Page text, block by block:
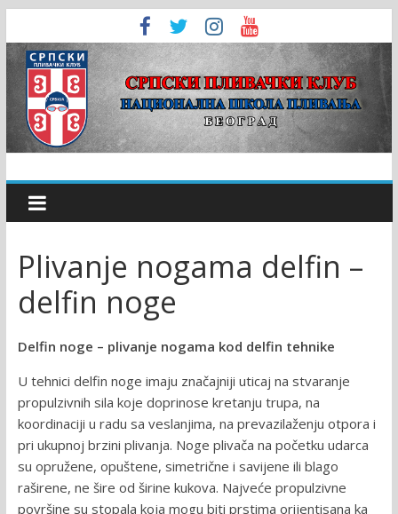
Plivanje nogama delfin –
delfin noge
Delfin noge – plivanje nogama kod delfin tehnike
U tehnici delfin noge imaju značajniji uticaj na stvaranje
propulzivnih sila koje doprinose kretanju trupa, na
koordinaciji u radu sa veslanjima, na prevazilaženju otpora i
pri ukupnoj brzini plivanja. Noge plivača na početku udarca
su opružene, opuštene, simetrične i savijene ili blago
raširene, ne šire od širine kukova. Najveće propulzivne
površine su stopala koja mogu biti prstima orijentisana ka